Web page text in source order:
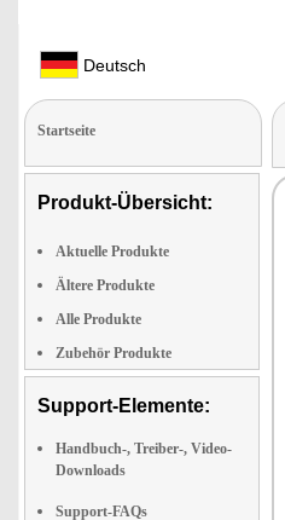
Deutsch
Startseite
Produkt-Übersicht:
Aktuelle Produkte
Ältere Produkte
Alle Produkte
Zubehör Produkte
Support-Elemente:
Handbuch-, Treiber-, Video-
Downloads
Support-FAQs